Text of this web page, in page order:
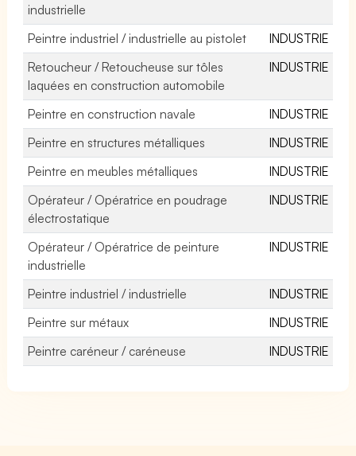
industrielle
Peintre industriel / industrielle au pistolet
INDUSTRIE
Retoucheur / Retoucheuse sur tôles
laquées en construction automobile
INDUSTRIE
Peintre en construction navale
INDUSTRIE
Peintre en structures métalliques
INDUSTRIE
Peintre en meubles métalliques
INDUSTRIE
Opérateur / Opératrice en poudrage
électrostatique
INDUSTRIE
Opérateur / Opératrice de peinture
industrielle
INDUSTRIE
Peintre industriel / industrielle
INDUSTRIE
Peintre sur métaux
INDUSTRIE
Peintre caréneur / caréneuse
INDUSTRIE